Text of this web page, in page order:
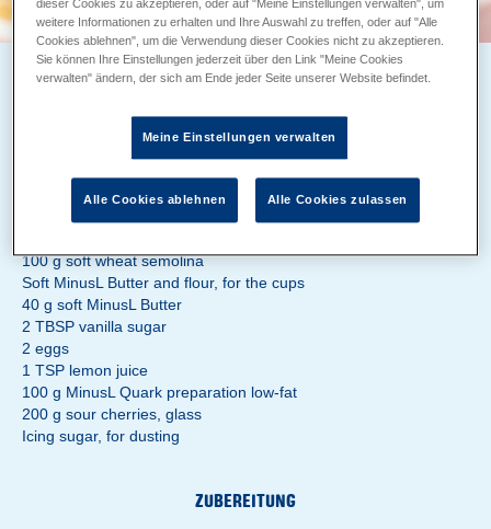
SEMOLINA QUARK PUDDING WITH CHERRIES
Zubereitung 40 min
Backzeit ca. 30 min
ZUTATEN
400 ml MinusL Milk, 3.8%
100 g soft wheat semolina
Soft MinusL Butter and flour, for the cups
40 g soft MinusL Butter
2 TBSP vanilla sugar
2 eggs
1 TSP lemon juice
100 g MinusL Quark preparation low-fat
200 g sour cherries, glass
Icing sugar, for dusting
ZUBEREITUNG
dieser Cookies zu akzeptieren, oder auf "Meine Einstellungen verwalten", um
weitere Informationen zu erhalten und Ihre Auswahl zu treffen, oder auf "Alle
Cookies ablehnen", um die Verwendung dieser Cookies nicht zu akzeptieren.
Sie können Ihre Einstellungen jederzeit über den Link "Meine Cookies
verwalten" ändern, der sich am Ende jeder Seite unserer Website befindet.
Meine Einstellungen verwalten
Alle Cookies ablehnen Alle Cookies zulassen